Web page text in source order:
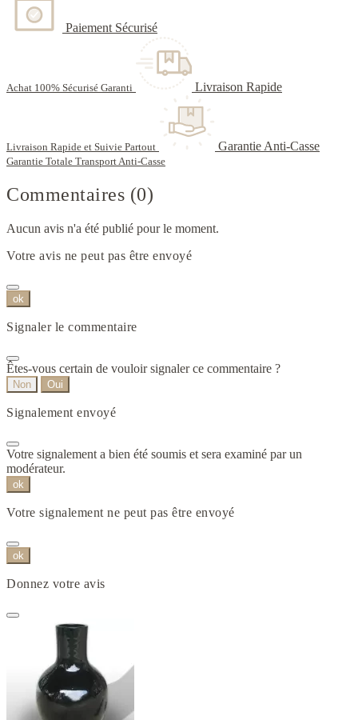
Paiement Sécurisé
Achat 100% Sécurisé Garanti Livraison Rapide
Livraison Rapide et Suivie Partout Garantie Anti-Casse
Garantie Totale Transport Anti-Casse
Commentaires (0)
Aucun avis n'a été publié pour le moment.
Votre avis ne peut pas être envoyé
ok
Signaler le commentaire
Êtes-vous certain de vouloir signaler ce commentaire ?
Non Oui
Signalement envoyé
Votre signalement a bien été soumis et sera examiné par un
modérateur.
ok
Votre signalement ne peut pas être envoyé
ok
Donnez votre avis